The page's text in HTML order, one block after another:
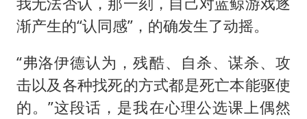
渐产生的“认同感”，的确发生了动摇。
“弗洛伊德认为，残酷、自杀、谋杀、攻
击以及各种找死的方式都是死亡本能驱使
的。”这段话，是我在心理公选课上偶然